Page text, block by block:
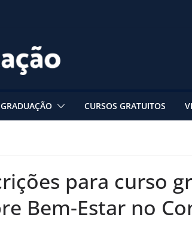
CURSOS GRATUITOS
para curso
Bem-Estar no